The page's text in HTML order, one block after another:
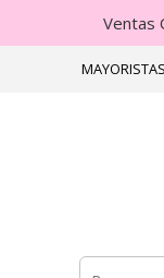
Ventas
MAYORISTAS